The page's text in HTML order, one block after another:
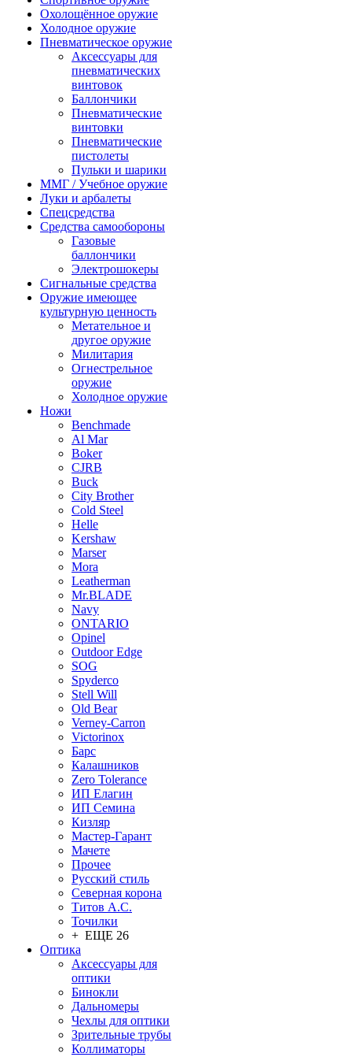
Охолощённое оружие
Холодное оружие
Пневматическое оружие
Аксессуары для
пневматических
винтовок
Баллончики
Пневматические
винтовки
Пневматические
пистолеты
Пульки и шарики
ММГ / Учебное оружие
Луки и арбалеты
Спецсредства
Средства самообороны
Газовые
баллончики
Электрошокеры
Сигнальные средства
Оружие имеющее
культурную ценность
Метательное и
другое оружие
Милитария
Огнестрельное
оружие
Холодное оружие
Ножи
Benchmade
Al Mar
Boker
CJRB
Buck
City Brother
Cold Steel
Helle
Kershaw
Marser
Mora
Leatherman
Mr.BLADE
Navy
ONTARIO
Opinel
Outdoor Edge
SOG
Spyderco
Stell Will
Old Bear
Verney-Carron
Victorinox
Барс
Калашников
Zero Tolerance
ИП Елагин
ИП Семина
Кизляр
Мастер-Гарант
Мачете
Прочее
Русский стиль
Северная корона
Титов А.С.
Точилки
+ ЕЩЕ 26
Оптика
Аксессуары для
оптики
Бинокли
Дальномеры
Чехлы для оптики
Зрительные трубы
Коллиматоры